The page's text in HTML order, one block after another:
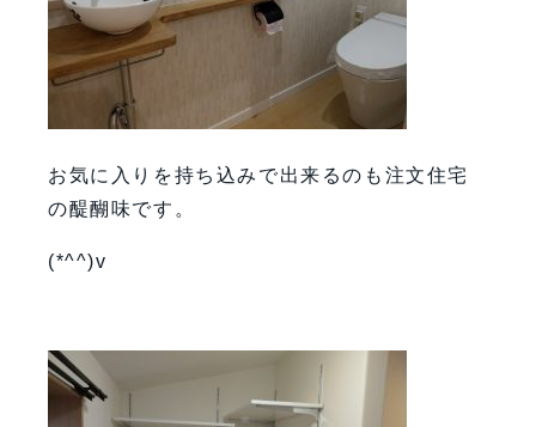
お気に入りを持ち込みで出来るのも注文住宅
の醍醐味です。
(*^^)v